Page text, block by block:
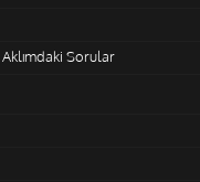
Sorular